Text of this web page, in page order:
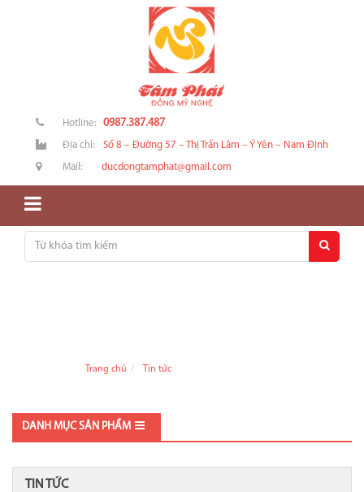
Hotline: 0987.387.487
Địa chỉ: Số 8 – Đường 57 – Thị Trấn Lâm – Ý Yên – Nam Định
Mail: ducdongtamphat@gmail.com
Trang chủ Tin tức
DANH MỤC SẢN PHẨM
TIN TỨC